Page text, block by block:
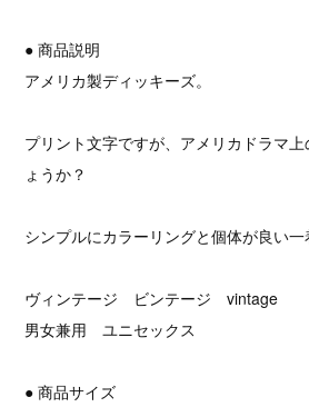
● 商品説明
アメリカ製ディッキーズ。
プリント文字ですが、アメリカドラマ
ょうか？
シンプルにカラーリングと個体が良い一
ヴィンテージ ビンテージ vintage
男女兼用 ユニセックス
● 商品サイズ